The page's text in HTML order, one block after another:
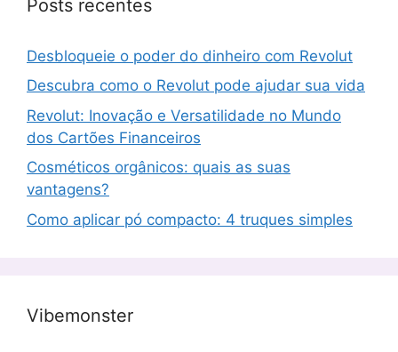
Posts recentes
Desbloqueie o poder do dinheiro com Revolut
Descubra como o Revolut pode ajudar sua vida
Revolut: Inovação e Versatilidade no Mundo
dos Cartões Financeiros
Cosméticos orgânicos: quais as suas
vantagens?
Como aplicar pó compacto: 4 truques simples
Vibemonster